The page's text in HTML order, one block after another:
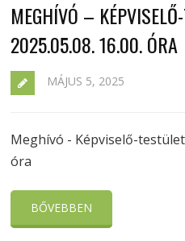
MEGHÍVÓ –
2025.05.08. 16.00. ÓRA
MÁJUS 5, 2025
Meghívó - Képviselő-
óra
BŐVEBBEN